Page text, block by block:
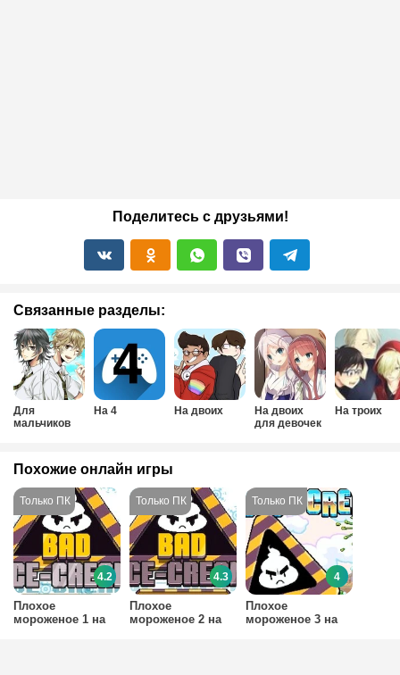
Поделитесь с друзьями!
Связанные разделы:
Для
мальчиков
На 4 На двоих
На двоих
для девочек
На троих
Похожие онлайн игры
Плохое
мороженое 1 на
4.2
Плохое
мороженое 2 на
4.3
Плохое
мороженое 3 на
4